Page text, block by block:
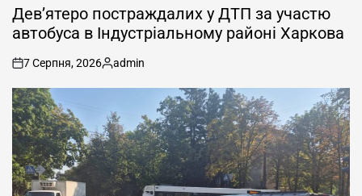
У
Дев’ятеро постраждалих у ДТП за участю
автобуса в Індустріальному районі Харкова
on
7 Серпня, 2026
Опубліковано
admin